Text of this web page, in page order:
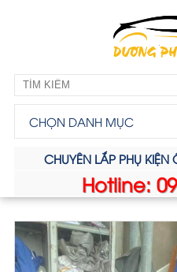
CHỌN DANH MỤC
CHUYÊN LẮP PHỤ
Hotline: